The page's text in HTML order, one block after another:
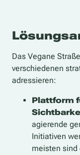
Das Vegane
verschiedenen
adressieren:
Plattform
agierende
Initiativen
meisten sind